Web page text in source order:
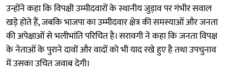
उन्होंने कहा कि विपक्षी उम्मीदवारों के स्थानीय जुड़ाव पर गंभीर सवाल
खड़े होते हैं, जबकि भाजपा का उम्मीदवार क्षेत्र की समस्याओं और जनता
की अपेक्षाओं से भलीभांति परिचित है। सरावगी ने कहा कि जनता विपक्ष
के नेताओं के पुराने दावों और वादों को भी याद रखे हुए है तथा उपचुनाव
में उसका उचित जवाब देगी।